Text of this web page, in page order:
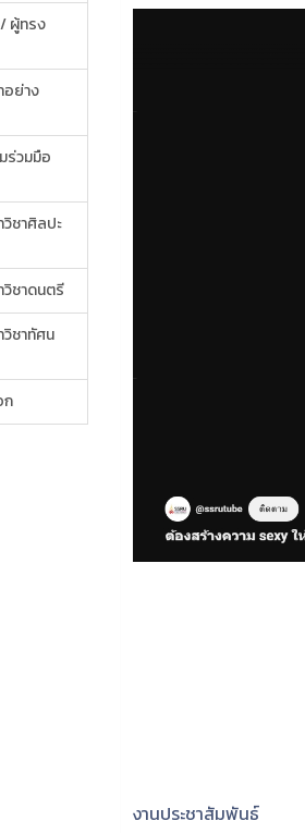
ผู้ทรง
อย่าง
ร่วมมือ
ชาศิลปะ
ชาดนตรี
ชาทัศน
ก
งานประชาสัมพันธ์